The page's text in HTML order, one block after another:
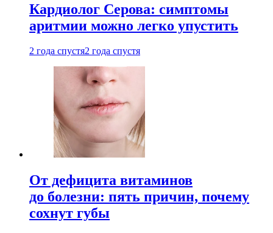
Кардиолог Серова: симптомы
аритмии можно легко упустить
2 года спустя2 года спустя
От дефицита витаминов
до болезни: пять причин, почему
сохнут губы